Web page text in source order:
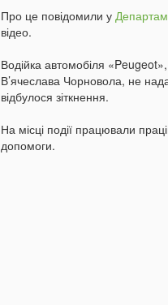
Про це повідомили у
відео.
Водійка автомобіля
В’ячеслава Чорновола, не
відбулося зіткнення.
На місці події працювали
допомоги.